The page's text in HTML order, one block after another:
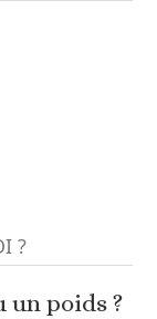
?
un poids ?